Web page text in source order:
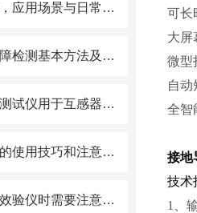
高压无线核相器，应用场景与日常维护方案解析
高压开关机械故障检测基本方法及原理
互感器伏安特性测试仪用于互感器铁芯质量检查与短路监测
高压无线核相器的使用技巧和注意事项
使用三相电能表效验仪时需要注意以下几点
可长
大屏
微型
自
全智
接地
技术
1、